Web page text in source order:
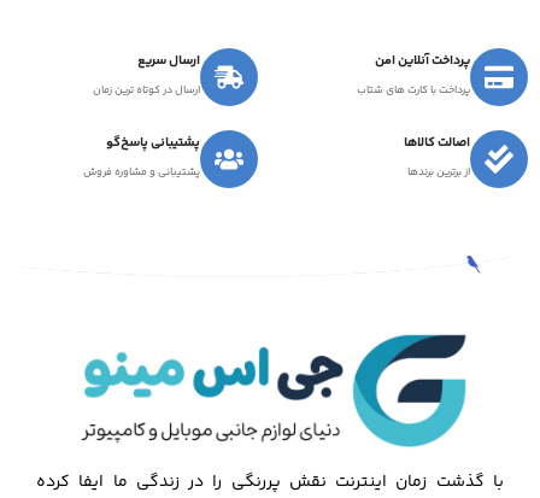
پرداخت آنلاین امن
پرداخت با کارت های شتاب
ارسال سریع
ارسال در کوتاه ترین زمان
اصالت کالاها
از برترین برندها
پشتیبانی پاسخ‌گو
پشتیبانی و مشاوره فروش
با گذشت زمان اینترنت نقش پررنگی را در زندگی ما ایفا کرده